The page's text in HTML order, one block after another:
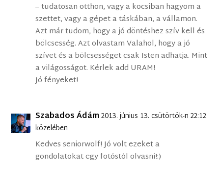
– tudatosan otthon, vagy a kocsiban hagyom a
szettet, vagy a gépet a táskában, a vállamon.
Azt már tudom, hogy a jó döntéshez szív kell és
bölcsesség. Azt olvastam Valahol, hogy a jó
szívet és a bölcsességet csak Isten adhatja. Mint
a világosságot. Kérlek add URAM!
Jó fényeket!
Szabados Ádám2013. június 13. csütörtök-n 22:12
közelében
Kedves seniorwolf! Jó volt ezeket a
gondolatokat egy fotóstól olvasni!:)